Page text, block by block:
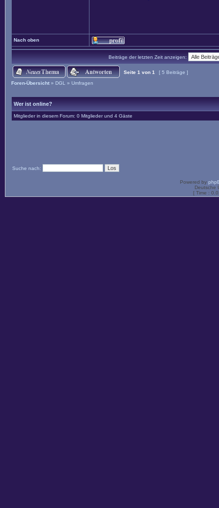
Nach oben
Beiträge der letzten Zeit anzeigen:
Seite 1 von 1
[ 5 Beiträge ]
Foren-Übersicht » DGL » Umfragen
Wer ist online?
Mitglieder in diesem Forum: 0 Mitglieder und 4 Gäste
Suche nach:
Powered by
Deutsche
[ Time :